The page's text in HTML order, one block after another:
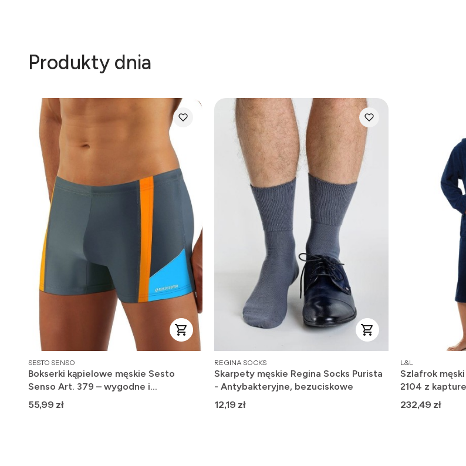
Produkty dnia
PRODUCENT
SESTO SENSO
Bokserki kąpielowe męskie Sesto
Senso Art. 379 – wygodne i
szybkoschnące
Cena
55,99 zł
PRODUCENT
REGINA SOCKS
Skarpety męskie Regina Socks Purista
- Antybakteryjne, bezuciskowe
Cena
12,19 zł
PRODUCENT
L&L
Szlafrok
2104 z
wygodny
Cena
232,49 zł